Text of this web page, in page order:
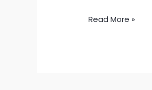
Read More »